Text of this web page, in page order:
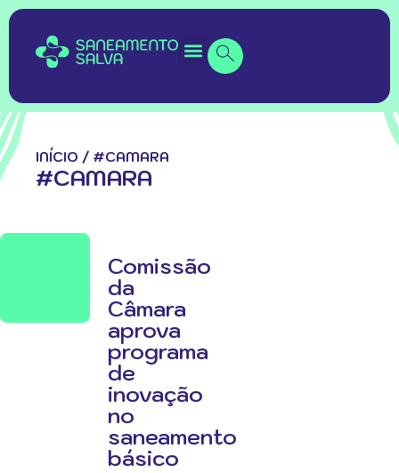
INÍCIO / #CAMARA
#CAMARA
Comissão
da
Câmara
aprova
programa
de
inovação
no
saneamento
básico